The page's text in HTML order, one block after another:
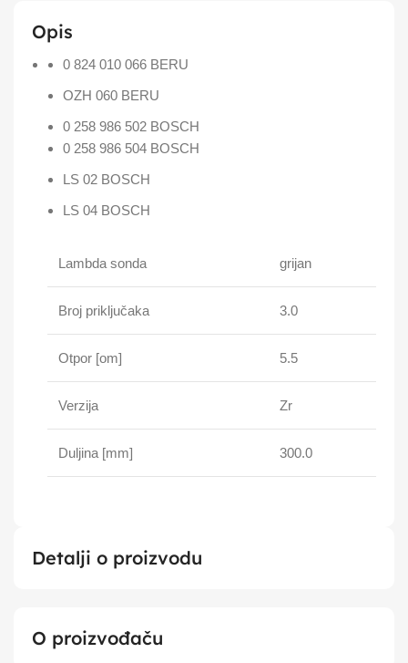
Opis
0 824 010 066 BERU
OZH 060 BERU
0 258 986 502 BOSCH
0 258 986 504 BOSCH
LS 02 BOSCH
LS 04 BOSCH
Lambda sonda grijan
Broj priključaka 3.0
Otpor [om] 5.5
Verzija Zr
Duljina [mm] 300.0
Detalji o proizvodu
O proizvođaču